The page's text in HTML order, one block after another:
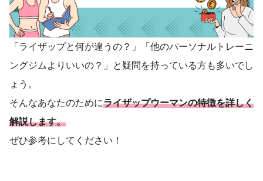
「ライザップと何が違うの？」「他のパーソナルトレーニ
ングジムよりいいの？」と疑問を持っている方も多いでし
ょう。
そんなあなたのためにライザップウーマンの特徴を詳しく
解説します。
ぜひ参考にしてください！